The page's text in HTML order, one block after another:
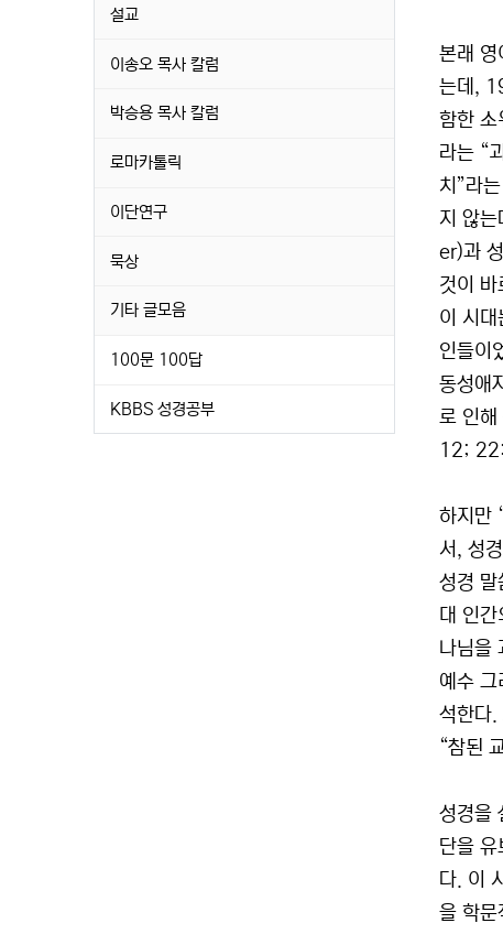
본래 영
는데,
함한 소
라는 “
치”라
지 않
er)과
것이 바
이 시대
인들이
동성애
로 인
12;
하지만
서, 성
성경 말
대 인
나님을
예수 그
석한다.
“참된
성경을
단을
다. 이
을 학문
설교
이송오 목사 칼럼
박승용 목사 칼럼
로마카톨릭
이단연구
묵상
기타 글모음
100문 100답
KBBS 성경공부